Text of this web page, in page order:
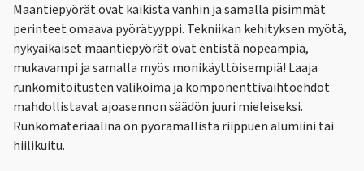
Maantiepyörät ovat kaikista vanhin ja samalla pisimmät
perinteet omaava pyörätyyppi. Tekniikan kehityksen myötä,
nykyaikaiset maantiepyörät ovat entistä nopeampia,
mukavampi ja samalla myös monikäyttöisempiä! Laaja
runkomitoitusten valikoima ja komponenttivaihtoehdot
mahdollistavat ajoasennon säädön juuri mieleiseksi.
Runkomateriaalina on pyörämallista riippuen alumiini tai
hiilikuitu.